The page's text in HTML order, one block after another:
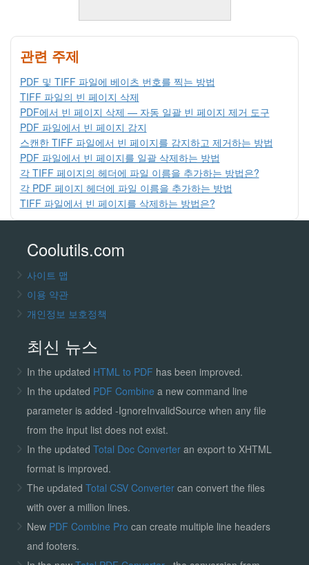
관련 주제
PDF 및 TIFF 파일에 베이츠 번호를 찍는 방법
TIFF 파일의 빈 페이지 삭제
PDF에서 빈 페이지 삭제 — 자동 일괄 빈 페이지 제거 도구
PDF 파일에서 빈 페이지 감지
스캔한 TIFF 파일에서 빈 페이지를 감지하고 제거하는 방법
PDF 파일에서 빈 페이지를 일괄 삭제하는 방법
각 TIFF 페이지의 헤더에 파일 이름을 추가하는 방법은?
각 PDF 페이지 헤더에 파일 이름을 추가하는 방법
TIFF 파일에서 빈 페이지를 삭제하는 방법은?
Coolutils.com
사이트 맵
이용 약관
개인정보 보호정책
최신 뉴스
In the updated HTML to PDF has been improved.
In the updated PDF Combine a new command line
parameter is added -IgnoreInvalidSource when any file
from the input list does not exist.
In the updated Total Doc Converter an export to XHTML
format is improved.
The updated Total CSV Convertercan convert the files
with over a million lines.
New PDF Combine Pro can create multiple line headers
and footers.